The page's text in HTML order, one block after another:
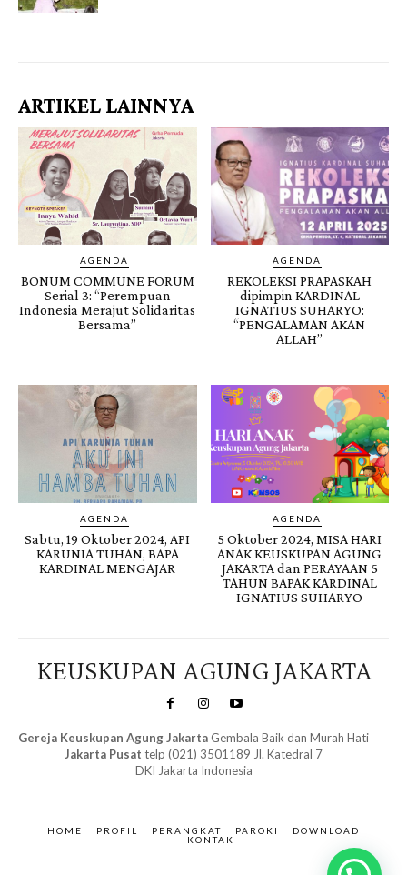
Gendis.ID
ARTIKEL LAINNYA
AGENDA
BONUM COMMUNE FORUM
Serial 3: “Perempuan
Indonesia Merajut Solidaritas
Bersama”
AGENDA
REKOLEKSI PRAPASKAH
dipimpin KARDINAL
IGNATIUS SUHARYO:
“PENGALAMAN AKAN
ALLAH”
AGENDA
Sabtu, 19 Oktober 2024, API
KARUNIA TUHAN, BAPA
KARDINAL MENGAJAR
AGENDA
5 Oktober 2024, MISA HARI
ANAK KEUSKUPAN AGUNG
JAKARTA dan PERAYAAN 5
TAHUN BAPAK KARDINAL
IGNATIUS SUHARYO
KEUSKUPAN AGUNG JAKARTA
Gereja Keuskupan Agung Jakarta Gembala Baik dan Murah Hati
Jakarta Pusat telp (021) 3501189 Jl. Katedral 7
DKI Jakarta Indonesia
HOME PROFIL PERANGKAT PAROKI
DOWNLOAD
KONTAK